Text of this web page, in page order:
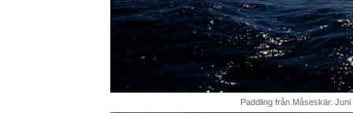
Paddling från Måseskär. Juni